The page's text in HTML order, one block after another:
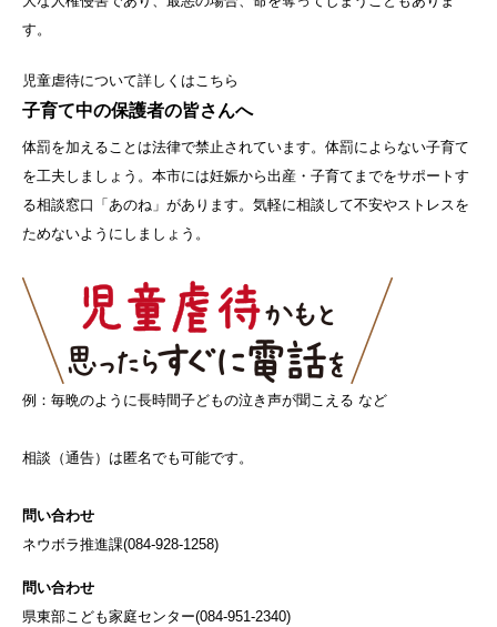
す。
児童虐待について詳しくはこちら
子育て中の保護者の皆さんへ
体罰を加えることは法律で禁止されています。体罰によらない子育て
を工夫しましょう。本市には妊娠から出産・子育てまでをサポートす
る相談窓口「あのね」があります。気軽に相談して不安やストレスを
ためないようにしましょう。
例：毎晩のように長時間子どもの泣き声が聞こえる など
相談（通告）は匿名でも可能です。
問い合わせ
ネウボラ推進課(084-928-1258)
問い合わせ
県東部こども家庭センター(084-951-2340)